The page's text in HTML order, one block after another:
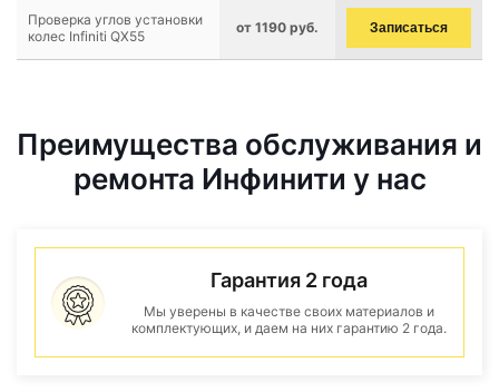
Проверка углов установки
колес Infiniti QX55
от 1190 руб. Записаться
Преимущества обслуживания и
ремонта Инфинити у нас
Гарантия 2 года
Мы уверены в качестве своих материалов и
комплектующих, и даем на них гарантию 2 года.